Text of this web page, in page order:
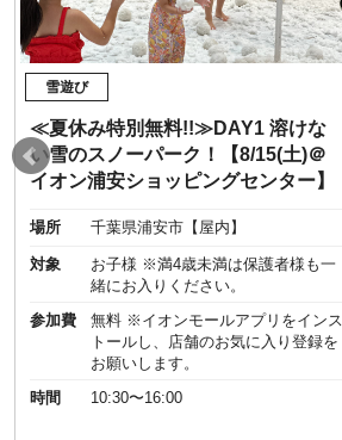
雪遊び
≪夏休み特別無料!!≫DAY1 溶けな
い雪のスノーパーク！【8/15(土)＠
イオン浦安ショッピングセンター】
場所 千葉県浦安市【屋内】
対象
お子様 ※満4歳未満は保護者様も一
緒にお入りください。
参加費
無料 ※イオンモールアプリをインス
トールし、店舗のお気に入り登録を
お願いします。
時間
10:30〜16:00